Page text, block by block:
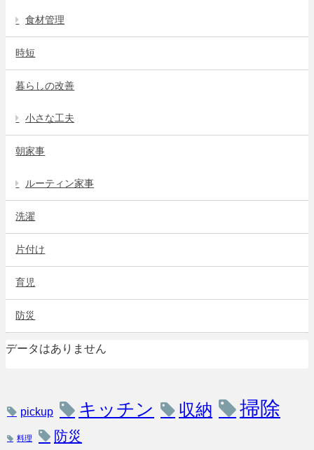
食材管理
時短
暮らしの改善
小さな工夫
朝家事
ルーティン家事
洗濯
片付け
育児
防災
データはありません
pickup キッチン 収納 掃除
料理 防災